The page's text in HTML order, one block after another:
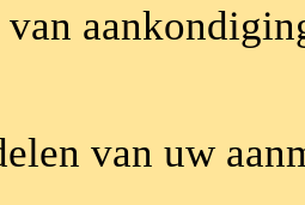
van
van uw